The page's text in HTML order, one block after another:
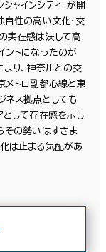
ャインシティ」が開
性の高い文化・交
実在感は決して高
ントになったのが
り、神奈川との交
トロ副都心線と東
ネス拠点としても
として存在感を示し
その勢いはすさま
は止まる気配があ